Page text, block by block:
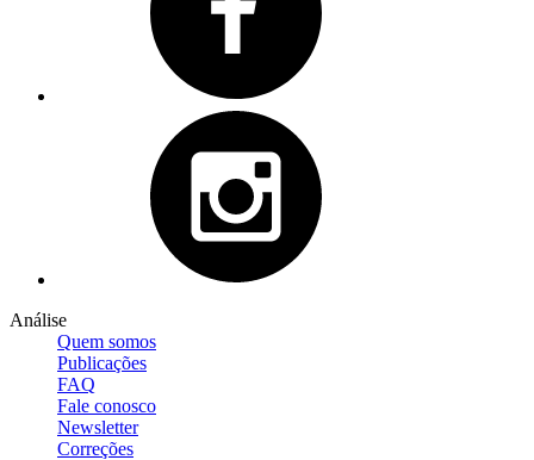
Análise
Quem somos
Publicações
FAQ
Fale conosco
Newsletter
Correções